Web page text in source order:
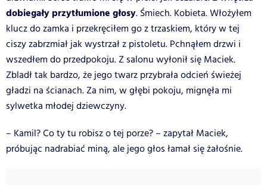
dobiegały przytłumione głosy. Śmiech. Kobieta. Włożyłem
klucz do zamka i przekręciłem go z trzaskiem, który w tej
ciszy zabrzmiał jak wystrzał z pistoletu. Pchnąłem drzwi i
wszedłem do przedpokoju. Z salonu wyłonił się Maciek.
Zbladł tak bardzo, że jego twarz przybrała odcień świeżej
gładzi na ścianach. Za nim, w głębi pokoju, mignęła mi
sylwetka młodej dziewczyny.
– Kamil? Co ty tu robisz o tej porze? – zapytał Maciek,
próbując nadrabiać miną, ale jego głos łamał się żałośnie.